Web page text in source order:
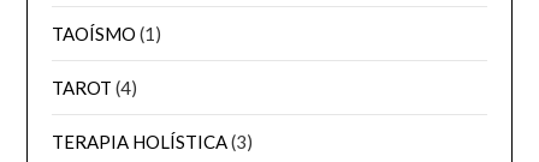
TAOÍSMO (1)
TAROT (4)
TERAPIA HOLÍSTICA(3)